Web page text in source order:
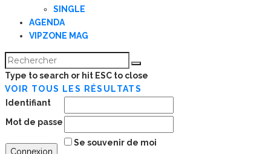
SINGLE
AGENDA
VIPZONE MAG
Type to search or hit ESC to close
VOIR TOUS LES RÉSULTATS
Identifiant
Mot de passe
Se souvenir de moi